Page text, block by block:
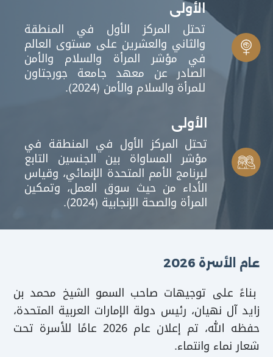
الأولى
تحتل المركز الأول في المنطقة
والثاني والعشرين على مستوى العالم
في مؤشر المرأة والسلام والأمن
الصادر عن معهد جامعة جورجتاون
للمرأة والسلام والأمن (2024).
الأولى
تحتل المركز الأول في المنطقة في
مؤشر المساواة بين الجنسين التابع
لبرنامج الأمم المتحدة الإنمائي، وقياس
الأداء من حيث سوق العمل، وتمكين
المرأة والصحة الإنجابية (2024).
عام الأسرة 2026
بناءً على توجيهات صاحب السمو الشيخ محمد بن
زايد آل نهيان، رئيس دولة الإمارات العربية المتحدة،
حفظه الله، تم إعلان عام 2026 عامًا للأسرة تحت
شعار نماء وانتماء.